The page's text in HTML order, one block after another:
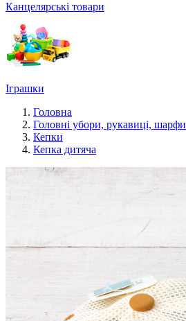
Канцелярські товари
Іграшки
Головна
Головні убори, рукавиці, шарфи
Кепки
Кепка дитяча